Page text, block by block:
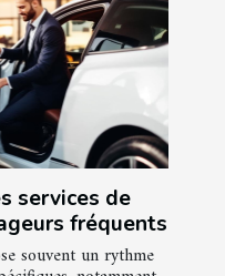
services de
fréquents
souvent un rythme